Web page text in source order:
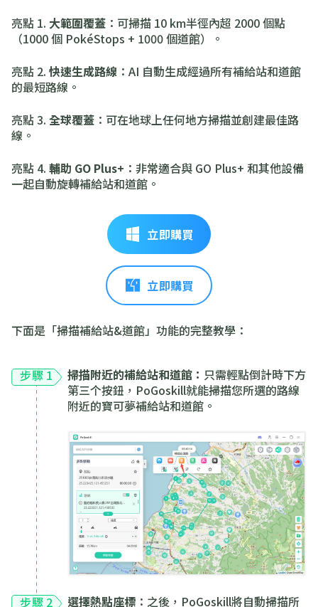
亮點 1. 大範圍覆蓋 ：可掃描 10 km半徑內超 2000 個點
（1000 個 PokéStops + 1000 個道館）。
亮點 2. 快速生成路線 ：AI 自動生成經過所有補給站和道館
的最短路線。
亮點 3. 全球覆蓋 ：可在地球上任何地方掃描並創建最佳路
線。
亮點 4. 輔助 GO Plus+ ：非常適合與 GO Plus+ 和其他設備
一起自動旋轉補給站和道館。
立即購買
立即購買
下面是「掃描補給站&道館」功能的完整教學：
步驟 1 掃描附近的補給站和道館： 只需輕點倒計時下方
第三个按鈕，PoGoskill就能掃描您所選的路線
附近的寶可夢補給站和道館。
步驟 2 選擇熱點座標 ：之後，PoGoskill將自動掃描所